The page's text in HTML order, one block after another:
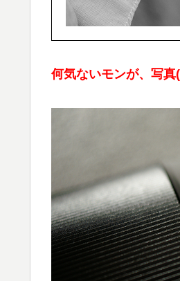
何気ないモンが、写真(